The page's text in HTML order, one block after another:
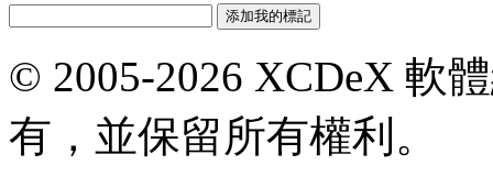
© 2005-2026 XCDeX 軟
有，並保留所有權利。